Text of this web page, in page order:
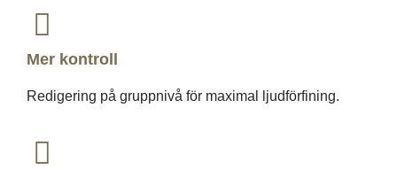
Mer kontroll
Redigering på gruppnivå för maximal ljudförfining.